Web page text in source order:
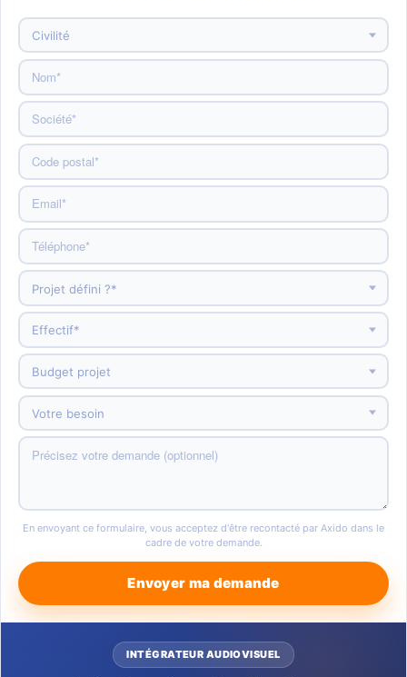
En envoyant ce formulaire, vous acceptez d'être recontacté par Axido dans le
cadre de votre demande.
Envoyer ma demande
INTÉGRATEUR AUDIOVISUEL